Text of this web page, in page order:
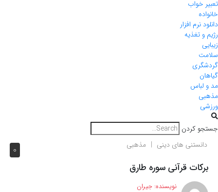
تعبیر خواب
خانواده
دانلود نرم افزار
رژیم و تغذیه
زیبایی
سلامت
گردشگری
گیاهان
مد و لباس
مذهبی
ورزشی
جستجو کردن
0 دانستنی های دینی مذهبی
برکات قرآنی سوره طارق
نویسنده: جیران